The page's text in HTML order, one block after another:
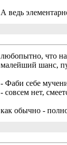
А ведь
любопытно, что на
малейший шанс,
- Фаби себе
- совсем нет,
как обычно -